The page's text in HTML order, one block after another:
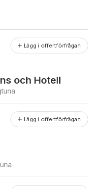
Lägg i offertförfrågan
och Hotell
Lägg i offertförfrågan